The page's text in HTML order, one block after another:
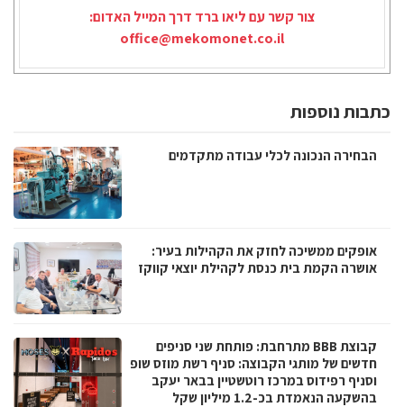
צור קשר עם ליאו ברד דרך המייל האדום:
office@mekomonet.co.il
כתבות נוספות
הבחירה הנכונה לכלי עבודה מתקדמים
אופקים ממשיכה לחזק את הקהילות בעיר:
אושרה הקמת בית כנסת לקהילת יוצאי קווקז
קבוצת BBB מתרחבת: פותחת שני סניפים
חדשים של מותגי הקבוצה: סניף רשת מוזס שופ
וסניף רפידוס במרכז רוטשטיין בבאר יעקב
בהשקעה הנאמדת בכ-1.2 מיליון שקל